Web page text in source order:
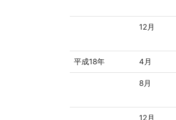
12月
平成18年 4月
8月
12月